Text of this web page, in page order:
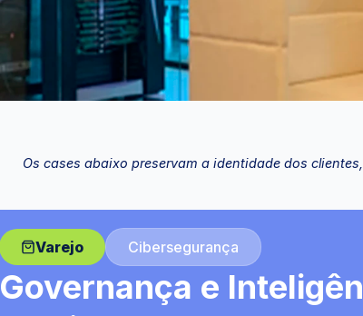
Os cases abaixo preservam a identidade dos
Varejo Cibersegurança
Governança e